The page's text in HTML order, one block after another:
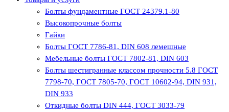
Болты фундаментные ГОСТ 24379.1-80
Высокопрочные болты
Гайки
Болты ГОСТ 7786-81, DIN 608 лемешные
Мебельные болты ГОСТ 7802-81, DIN 603
Болты шестигранные классом прочности 5.8 ГОСТ
7798-70, ГОСТ 7805-70, ГОСТ 10602-94, DIN 931,
DIN 933
Откидные болты DIN 444, ГОСТ 3033-79